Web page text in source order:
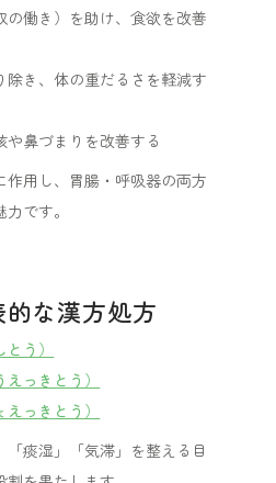
の働き）を助け、食欲を改善
除き、体の重だるさを軽減す
や鼻づまりを改善する
作用し、胃腸・呼吸器の両方
です。
な漢方処方
う）
っきとう）
っきとう）
痰湿」「気滞」を整える目